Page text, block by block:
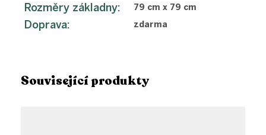
Související produkty
Rozměry základny: 79 cm x 79 cm
Doprava: zdarma